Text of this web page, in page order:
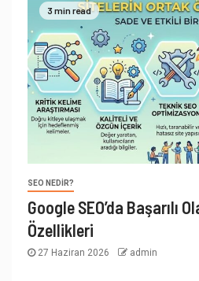
3 min read
SEO NEDIR?
Google SEO’da Başarılı
Özellikleri
27 Haziran 2026 admin